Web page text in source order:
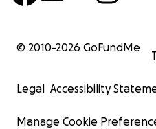
© 2010-2026 GoFundMe
Legal Accessibility
Manage Cookie